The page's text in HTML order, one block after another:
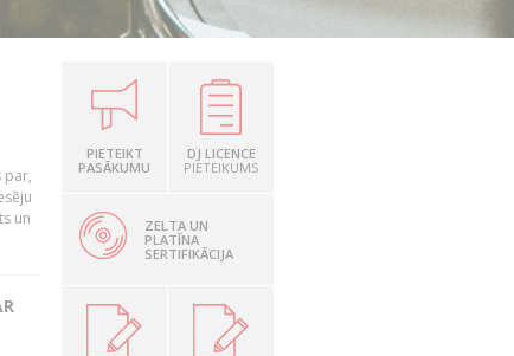
par,
un
PIETEIKT
PASĀKUMU
DJ LICENCE
PIETEIKUMS
ZELTA UN
PLATĪNA
SERTIFIKĀCIJA